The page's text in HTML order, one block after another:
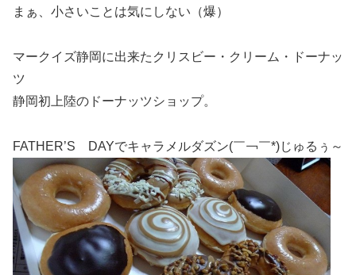
まぁ、小さいことは気にしない（爆）
マークイズ静岡に出来たクリスビー・クリーム・ドーナッ
ツ
静岡初上陸のドーナッツショップ。
FATHER’S DAYでキャラメルダズン(￣￢￣*)じゅるぅ～